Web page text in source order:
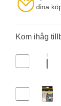
dina
Kom ihåg